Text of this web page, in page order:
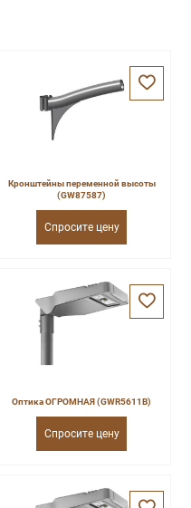
Кронштейны переменной высоты
(GW87587)
Спросите цену
Оптика ОГРОМНАЯ (GWR5611B)
Спросите цену